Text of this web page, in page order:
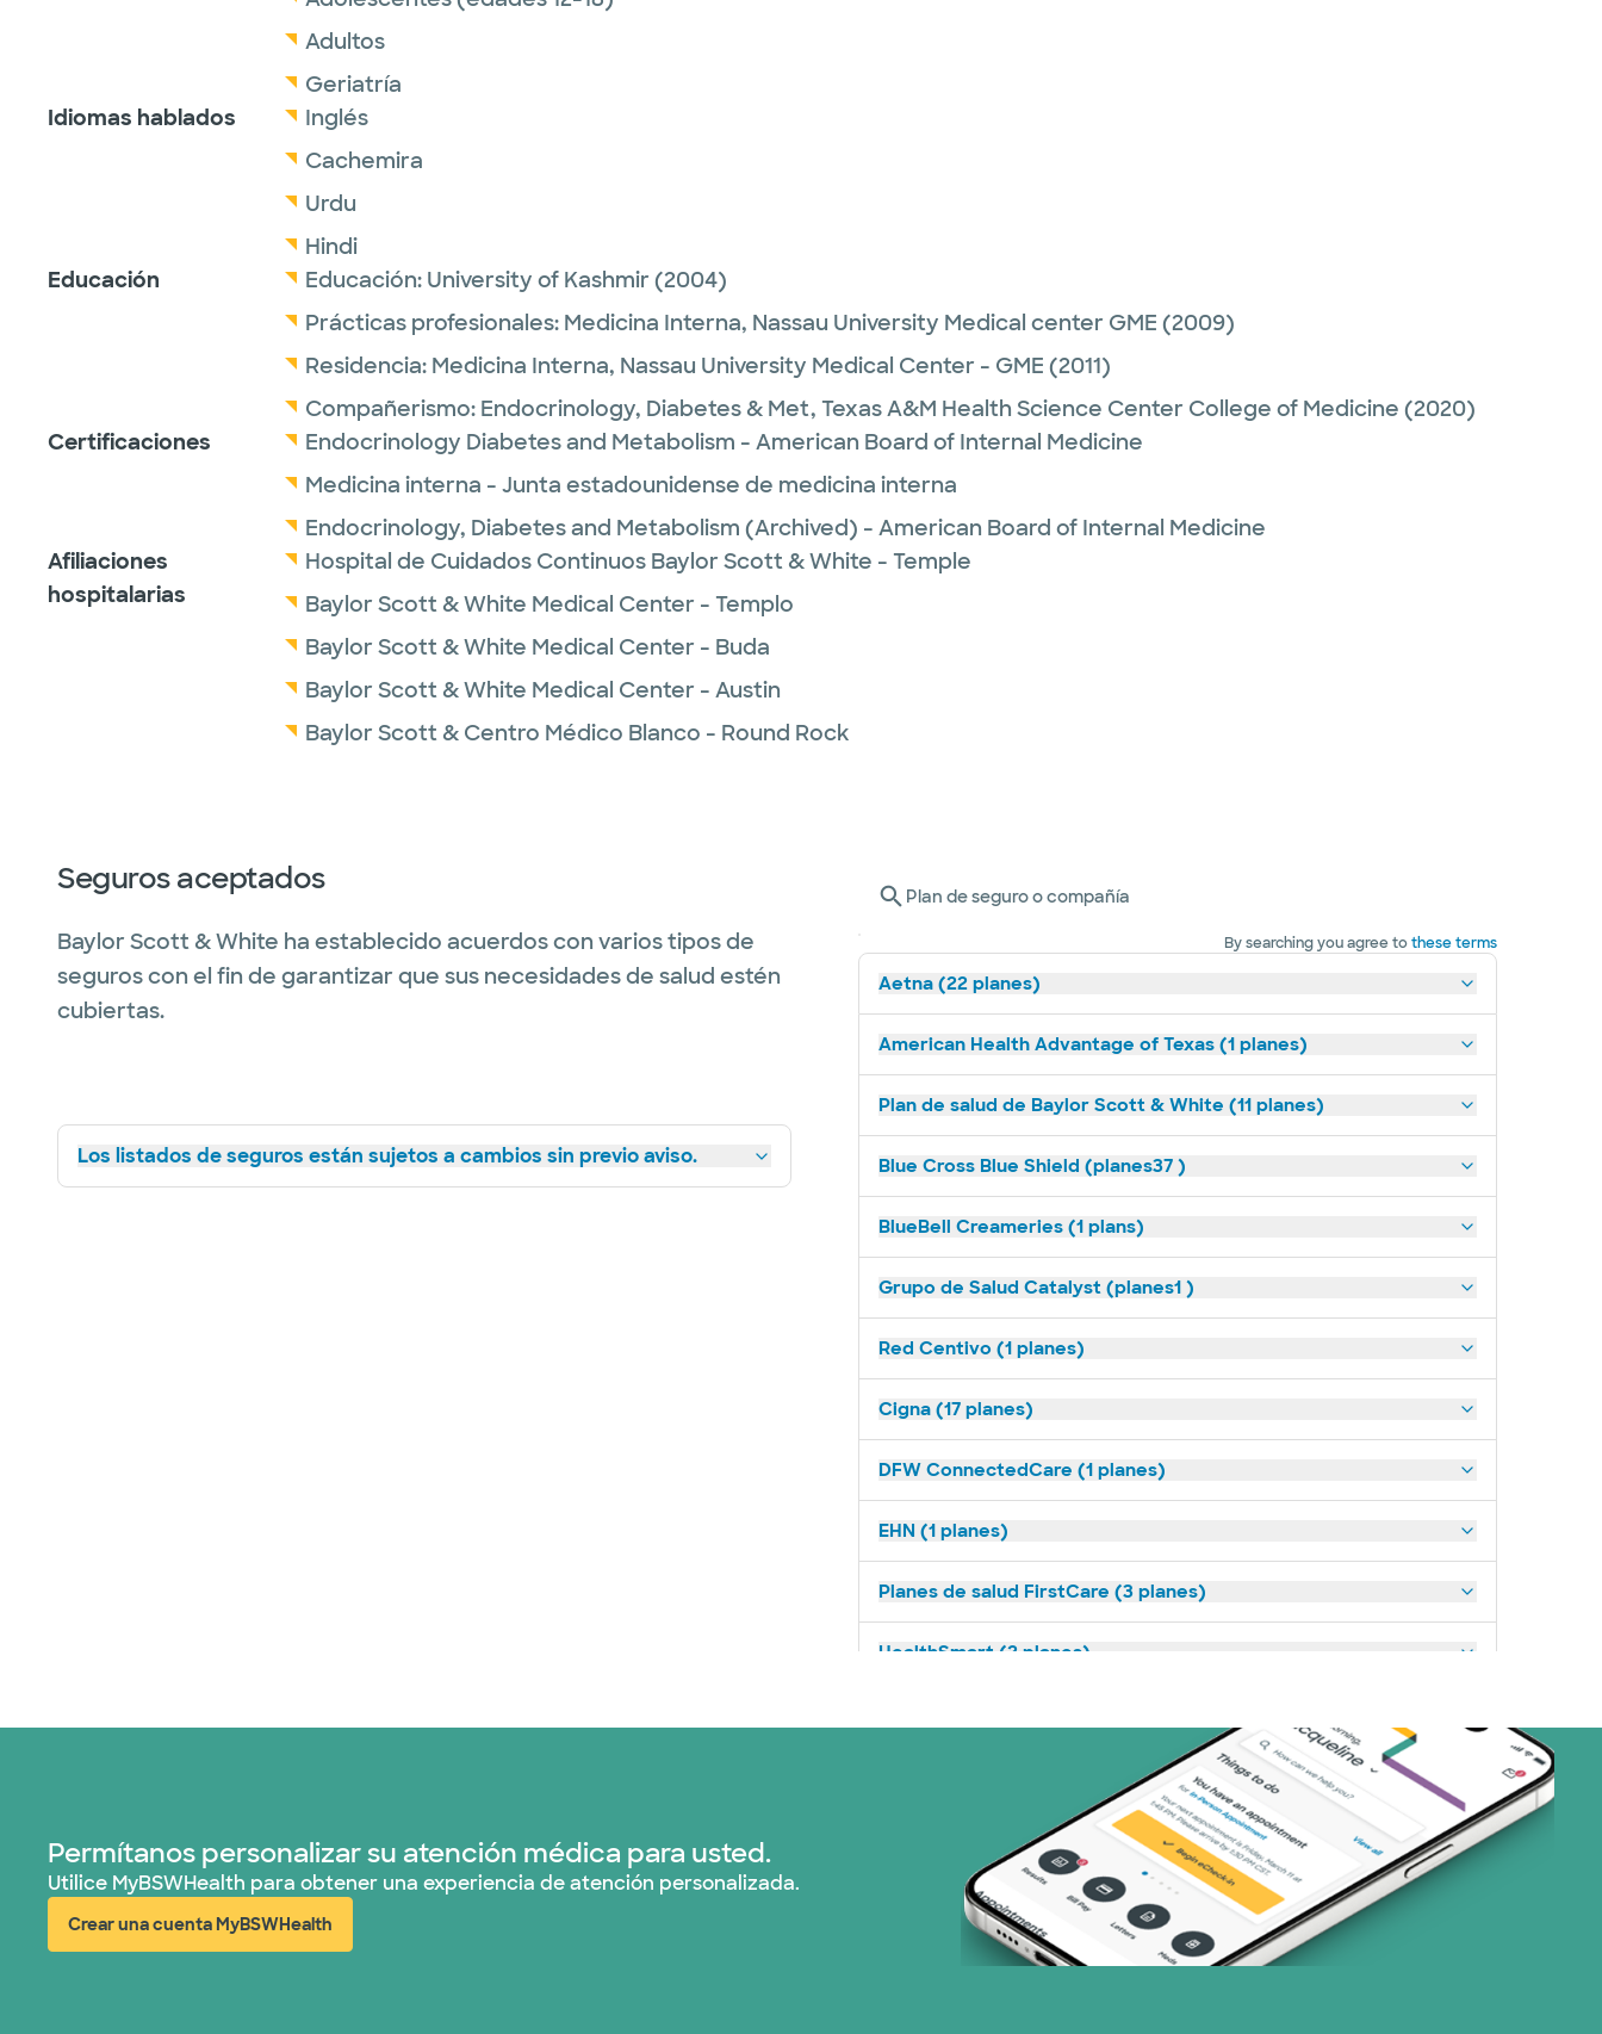
Adultos
Geriatría
Idiomas hablados
Inglés
Cachemira
Urdu
Hindi
Educación
Educación: University of Kashmir (2004)
Prácticas profesionales: Medicina Interna, Nassau University Medical center GME (2009)
Residencia: Medicina Interna, Nassau University Medical Center - GME (2011)
Compañerismo: Endocrinology, Diabetes & Met, Texas A&M Health Science Center College of Medicine (2020)
Certificaciones
Endocrinology Diabetes and Metabolism - American Board of Internal Medicine
Medicina interna - Junta estadounidense de medicina interna
Endocrinology, Diabetes and Metabolism (Archived) - American Board of Internal Medicine
Afiliaciones
hospitalarias
Hospital de Cuidados Continuos Baylor Scott & White - Temple
Baylor Scott & White Medical Center - Templo
Baylor Scott & White Medical Center - Buda
Baylor Scott & White Medical Center - Austin
Baylor Scott & Centro Médico Blanco - Round Rock
Seguros aceptados
Baylor Scott & White ha establecido acuerdos con varios tipos de
seguros con el fin de garantizar que sus necesidades de salud estén
cubiertas.
Los listados de seguros están sujetos a cambios sin previo aviso.
Plan de seguro o compañía
By searching you agree tothese terms
Aetna (22 planes)
American Health Advantage of Texas (1 planes)
Plan de salud de Baylor Scott & White (11 planes)
Blue Cross Blue Shield (planes37 )
BlueBell Creameries (1 plans)
Grupo de Salud Catalyst (planes1 )
Red Centivo (1 planes)
Cigna (17 planes)
DFW ConnectedCare (1 planes)
EHN (1 planes)
Planes de salud FirstCare (3 planes)
HealthSmart (2 planes)
Independent Medical Systems (1 plans)
Medicaid (2 planes)
Medicare (1 planes)
Permítanos personalizar su atención médica para usted.
Utilice MyBSWHealth para obtener una experiencia de atención personalizada.
Crear una cuenta MyBSWHealth
(abre en ventana nueva)